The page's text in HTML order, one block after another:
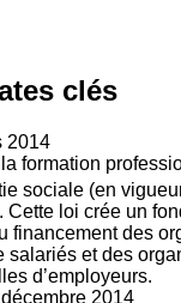
clés
2014
formation
sociale (en
Cette loi crée un
financement des
salariés et des
d’employeurs.
décembre 2014